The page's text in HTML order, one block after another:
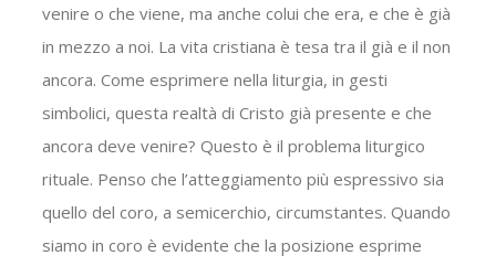
venire o che viene, ma anche colui che era, e che è già
in mezzo a noi. La vita cristiana è tesa tra il già e il non
ancora. Come esprimere nella liturgia, in gesti
simbolici, questa realtà di Cristo già presente e che
ancora deve venire? Questo è il problema liturgico
rituale. Penso che l’atteggiamento più espressivo sia
quello del coro, a semicerchio, circumstantes. Quando
siamo in coro è evidente che la posizione esprime